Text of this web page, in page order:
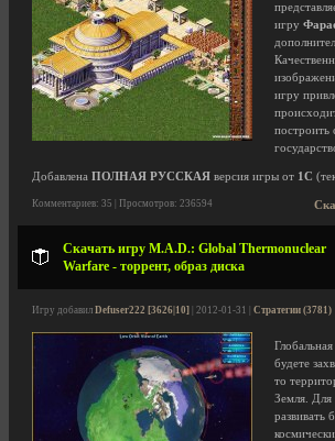
игру
игру
построить
Добавлена ПОЛНАЯ РУССКАЯ версия игры от 1С
Комментариев: 35 | Просмотров: 236594
Скачать игру M.A.D.: Global Thermonuclear
Warfare - торрент, образ диска
Игру добавил Defuser222 [3626|10] | 2012-01-31 | Стратегии (3781)
будете
то
Земля. Для
развивать